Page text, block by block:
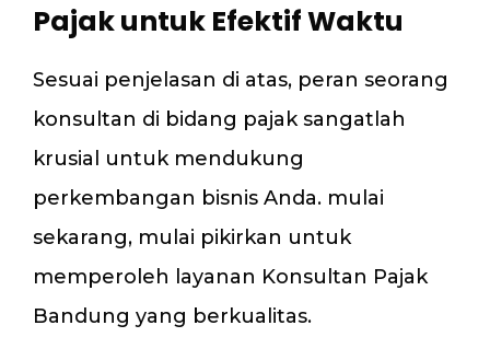
Pajak untuk Efektif Waktu
Sesuai penjelasan di atas, peran seorang
konsultan di bidang pajak sangatlah
krusial untuk mendukung
perkembangan bisnis Anda. mulai
sekarang, mulai pikirkan untuk
memperoleh layanan Konsultan Pajak
Bandung yang berkualitas.